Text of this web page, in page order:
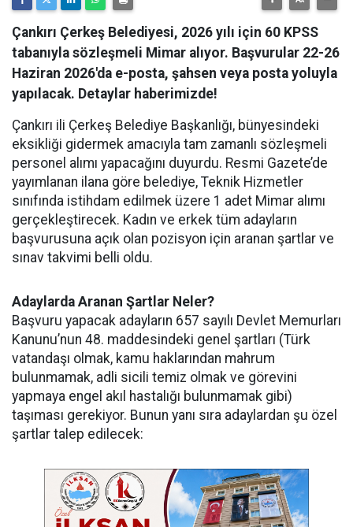
Çankırı Çerkeş Belediyesi, 2026 yılı için 60 KPSS
tabanıyla sözleşmeli Mimar alıyor. Başvurular 22-26
Haziran 2026'da e-posta, şahsen veya posta yoluyla
yapılacak. Detaylar haberimizde!
Çankırı ili Çerkeş Belediye Başkanlığı, bünyesindeki
eksikliği gidermek amacıyla tam zamanlı sözleşmeli
personel alımı yapacağını duyurdu. Resmi Gazete’de
yayımlanan ilana göre belediye, Teknik Hizmetler
sınıfında istihdam edilmek üzere 1 adet Mimar alımı
gerçekleştirecek. Kadın ve erkek tüm adayların
başvurusuna açık olan pozisyon için aranan şartlar ve
sınav takvimi belli oldu.
Adaylarda Aranan Şartlar Neler?
Başvuru yapacak adayların 657 sayılı Devlet Memurları
Kanunu’nun 48. maddesindeki genel şartları (Türk
vatandaşı olmak, kamu haklarından mahrum
bulunmamak, adli sicili temiz olmak ve görevini
yapmaya engel akıl hastalığı bulunmamak gibi)
taşıması gerekiyor. Bunun yanı sıra adaylardan şu özel
şartlar talep edilecek: